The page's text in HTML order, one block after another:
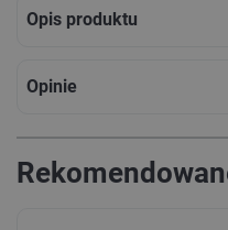
Opis produktu
Opinie